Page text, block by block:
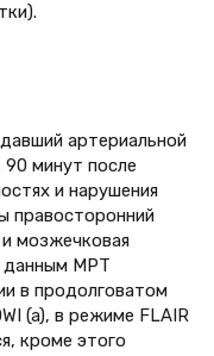
артериальной
90 минут после
и нарушения
правосторонний
мозжечковая
данным МРТ
в продолговатом
(a), в режиме FLAIR
кроме этого